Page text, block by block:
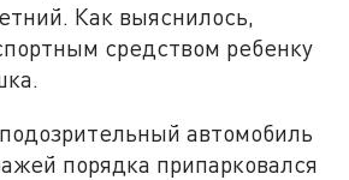
Как выяснилось,
средством ребенку
автомобиль
порядка припарковался